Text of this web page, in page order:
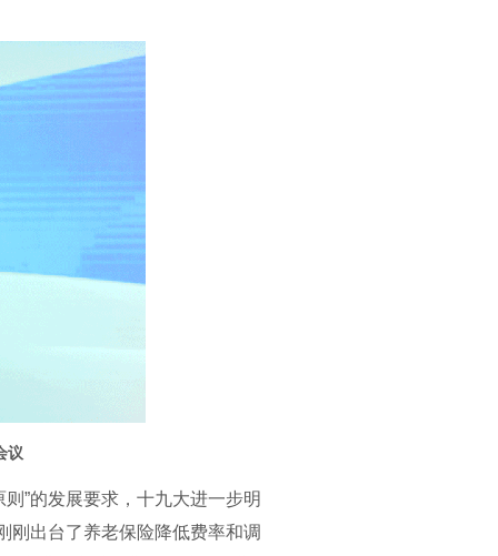
议
”的发展要求，十九大进一步明
刚出台了养老保险降低费率和调